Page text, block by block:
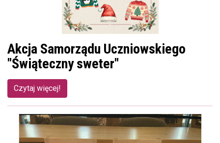
Akcja Samorządu Uczniowskiego
"Świąteczny sweter"
Czytaj więcej!